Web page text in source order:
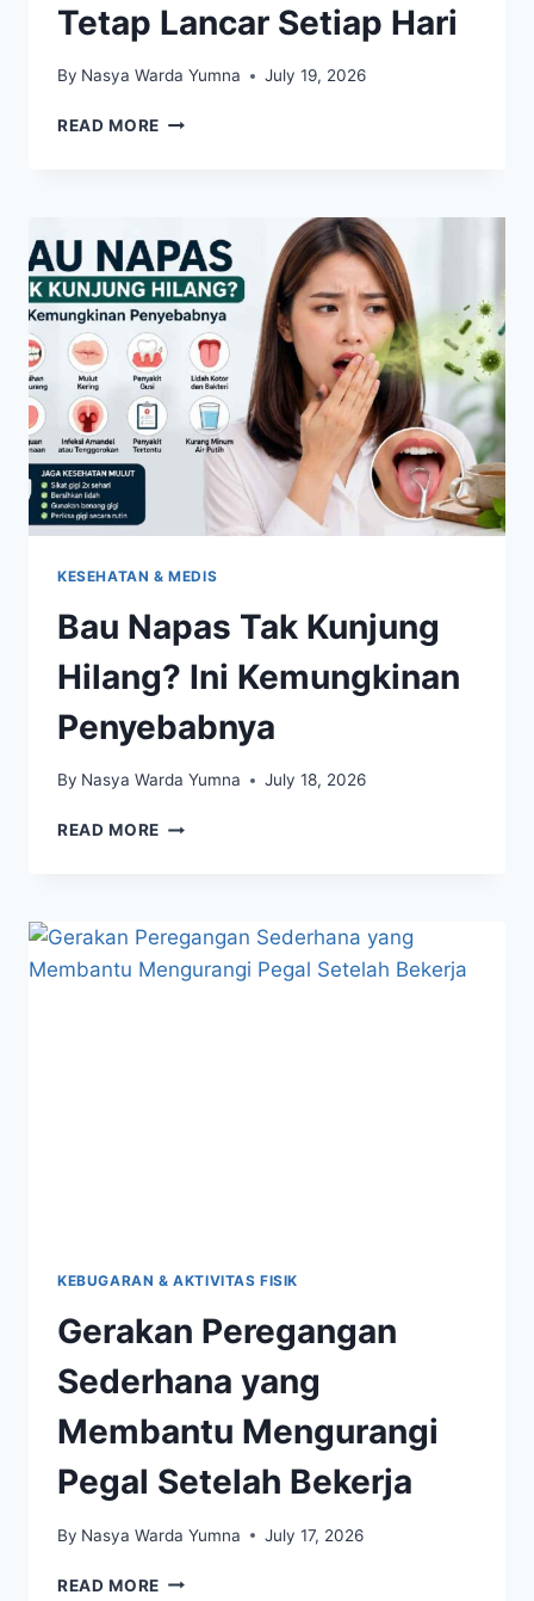
Tetap Lancar Setiap Hari
By Nasya Warda Yumna July 19, 2026
READ MORE MAKANAN
PENCERNAAN
TETAP
LANCAR
SETIAP
HARI
KESEHATAN & MEDIS
Bau Napas Tak Kunjung
Hilang? Ini Kemungkinan
Penyebabnya
By Nasya Warda Yumna July 18, 2026
READ MORE BAU
INI
KEMUNGKINAN
KEBUGARAN & AKTIVITAS FISIK
Gerakan Peregangan
Sederhana yang
Membantu Mengurangi
Pegal Setelah Bekerja
By Nasya Warda Yumna July 17, 2026
READ MORE GERAKAN